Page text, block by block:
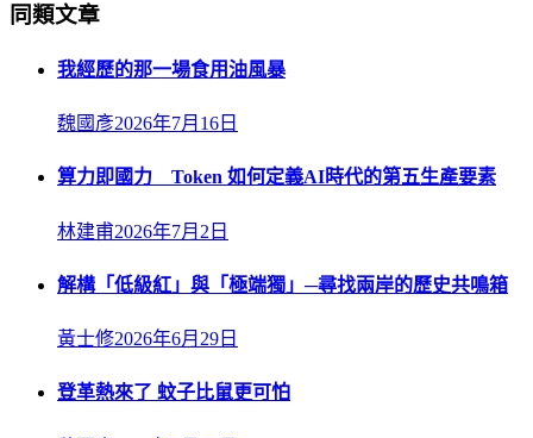
同類文章
我經歷的那一場食用油風暴
魏國彥2026年7月16日
算力即國力 Token 如何定義AI時代的第五生產要素
林建甫2026年7月2日
解構「低級紅」與「極端獨」─尋找兩岸的歷史共鳴箱
黃士修2026年6月29日
登革熱來了 蚊子比鼠更可怕